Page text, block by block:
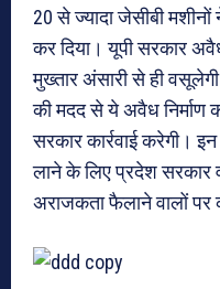
20 से ज्यादा जेसीबी
कर दिया। यूपी सरकार अवैध
मुख्तार अंसारी से ही
की मदद से ये अवैध निर्माण
सरकार कार्रवाई करेगी।
लाने के लिए प्रदेश
अराजकता फैलाने वालों पर